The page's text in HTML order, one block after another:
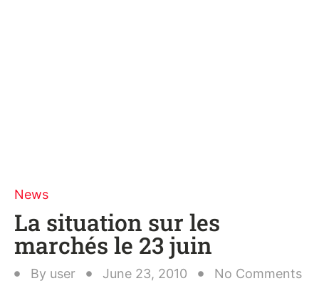
News
La situation sur les
marchés le 23 juin
By user June 23, 2010 No Comments